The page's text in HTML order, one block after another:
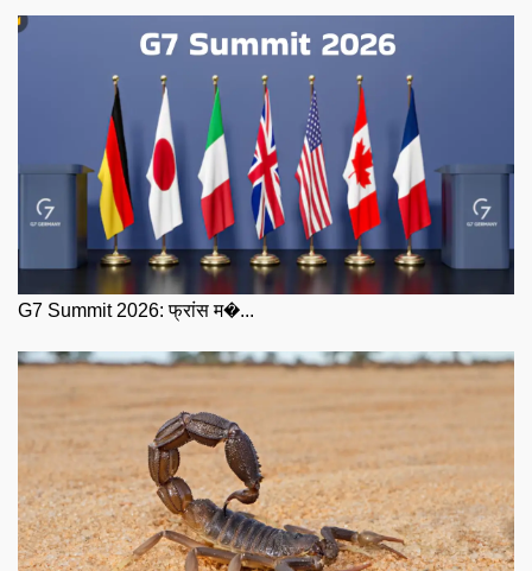
G7 Summit 2026: फ्रांस म�...